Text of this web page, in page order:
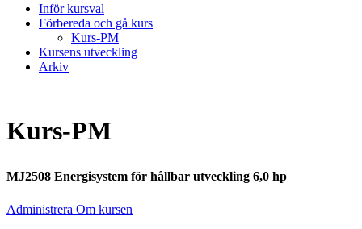
Inför kursval
Förbereda och gå kurs
Kurs-PM
Kursens utveckling
Arkiv
Kurs-PM
MJ2508 Energisystem för hållbar utveckling 6,0 hp
Administrera Om kursen